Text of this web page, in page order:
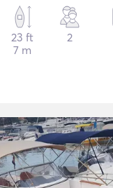
23 ft
7 m
2